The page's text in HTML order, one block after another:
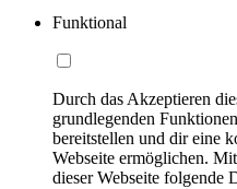
Funktional
Durch das Akzeptieren
grundlegenden
bereitstellen und dir eine
Webseite ermöglichen.
dieser Webseite folgende